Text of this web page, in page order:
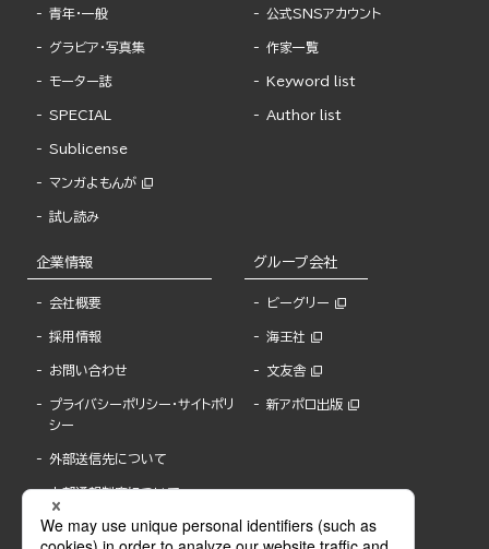
青年・一般
グラビア・写真集
モーター誌
SPECIAL
Sublicense
マンガよもんが
試し読み
公式SNSアカウント
作家一覧
Keyword list
Author list
企業情報
会社概要
採用情報
お問い合わせ
プライバシーポリシー・サイトポリ
シー
外部送信先について
内部通報制度について
グループ会社
ビーグリー
海王社
文友舎
新アポロ出版